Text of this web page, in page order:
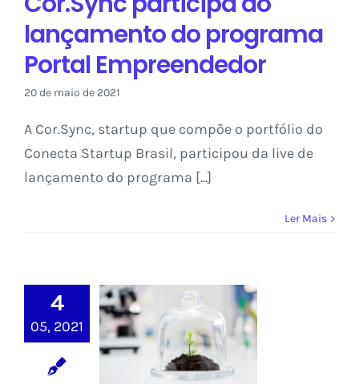
lançamento do programa
Portal Empreendedor
20 de maio de 2021
A Cor.Sync, startup que compõe o portfólio do
Conecta Startup Brasil, participou da live de
lançamento do programa [...]
Ler Mais
4
05, 2021
Biotecland é
selecionada
para processo
de
internacionalização